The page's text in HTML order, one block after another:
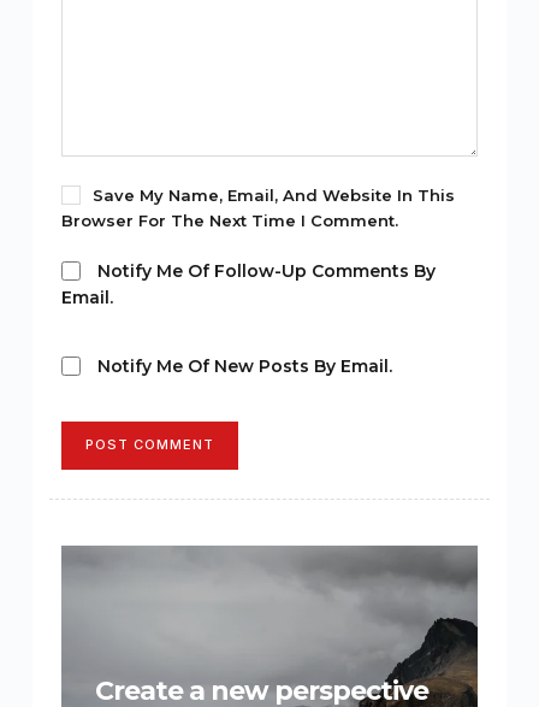
Save My Name, Email, And Website In This
Browser For The Next Time I Comment.
Notify Me Of Follow-Up Comments By
Email.
Notify Me Of New Posts By Email.
POST COMMENT
Create a new perspective